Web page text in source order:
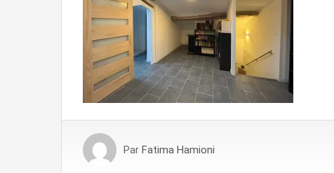
Par Fatima Hamioni